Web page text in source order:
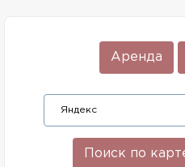
Аренда
Поиск по